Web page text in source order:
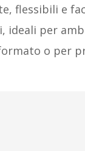
flessibili e
ideali per
o per